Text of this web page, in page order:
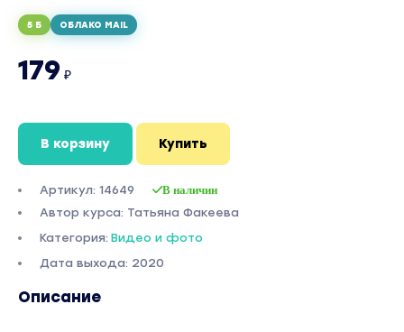
5 Б ОБЛАКО MAIL
179 ₽
В корзину Купить
Артикул: 14649 В наличии
Автор курса: Татьяна Факеева
Категория: Видео и фото
Дата выхода: 2020
Описание